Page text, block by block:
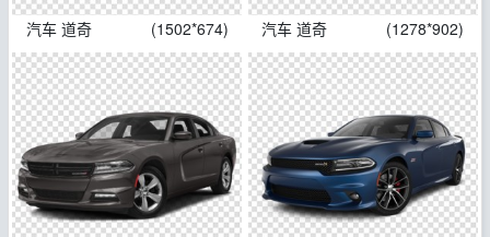
汽车 道奇 (1502*674) 汽车 道奇 (1278*902)